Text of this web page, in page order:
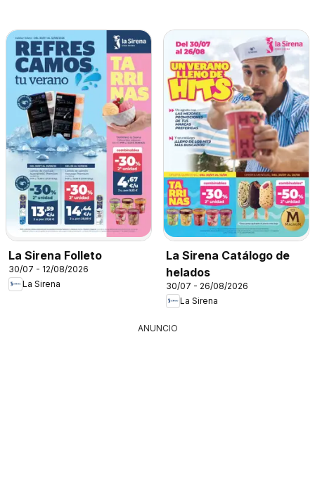
La Sirena Folleto
30/07 - 12/08/2026
La Sirena
La Sirena Catálogo de
helados
30/07 - 26/08/2026
La Sirena
ANUNCIO